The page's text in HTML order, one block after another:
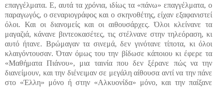
επαγγέλματα. Ε, αυτά τα χρόνια, ιδίως τα «πάνω» επαγγέλματα, ο
παραγωγός, ο σεναριογράφος και ο σκηνοθέτης, είχαν εξαφανιστεί
όλοι. Και οι διανομείς και οι αιθουσάρχες. Όλοι κλείνανε τα
μαγαζιά, κάνανε βιντεοκασέτες, τις στέλνανε στην τηλεόραση, κι
αυτό ήτανε. Βρώμαγαν τα σινεμά, δεν γινότανε τίποτα, κι όλοι
κλαιγόντουσαν. Όταν όμως του την βίδωσε κάποιου κι έφερε τα
«Μαθήματα Πιάνου», μια ταινία που δεν ξέρανε πώς να την
διανείμουν, και την διένειμαν σε μεγάλη αίθουσα αντί να την πάνε
στο «Έλλη» μόνο ή στην «Αλκυονίδα» μόνο, και την παίξανε